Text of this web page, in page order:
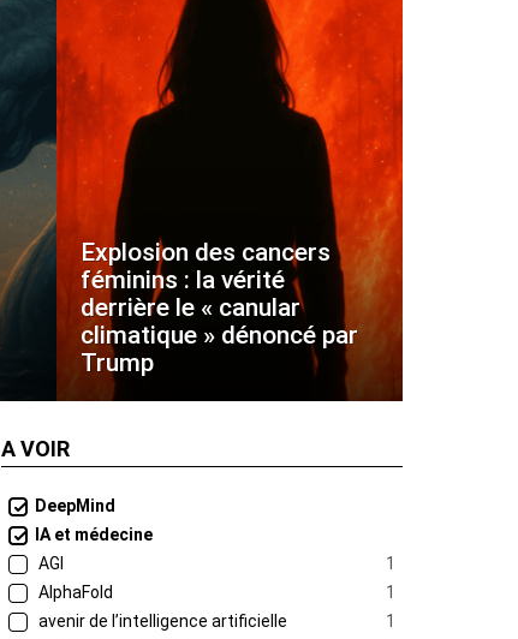
Explosion des cancers
féminins : la vérité
derrière le « canular
climatique » dénoncé par
Trump
A VOIR
DeepMind
IA et médecine
AGI
1
AlphaFold
1
avenir de l’intelligence artificielle
1